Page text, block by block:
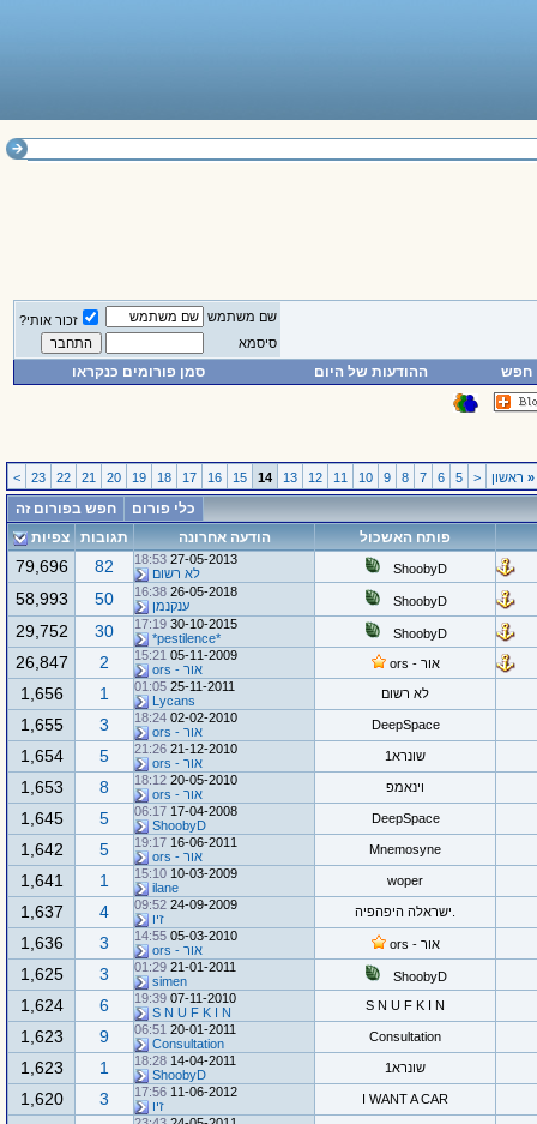
שם משתמש
זכור אותי?
סיסמא
חפש ההודעות של היום סמן פורומים כנקראו
«ראשון <
5
6
7
8
9
10
11
12
13
14
15
16
17
18
19
20
21
22
23
>
כלי פורום
חפש בפורום זה
פותח האשכול
הודעה אחרונה תגובות צפיות
ShoobyD
27-05-2013
18:53
לא רשום
82
79,696
ShoobyD
26-05-2018
16:38
ענקנמן
50
58,993
ShoobyD
30-10-2015
17:19
*pestilence*
30
29,752
אור - ors
05-11-2009
15:21
אור - ors
2
26,847
לא רשום 25-11-2011
01:05
Lycans
1
1,656
DeepSpace
02-02-2010
18:24
אור - ors
3
1,655
שונרא1 21-12-2010
21:26
אור - ors
5
1,654
וינאמפ 20-05-2010
18:12
אור - ors
8
1,653
DeepSpace
17-04-2008
06:17
ShoobyD
5
1,645
Mnemosyne
16-06-2011
19:17
אור - ors
5
1,642
woper
10-03-2009
15:10
ilane
1
1,641
.ישראלה היפהפיה 24-09-2009
09:52
זיו
4
1,637
אור - ors
05-03-2010
14:55
אור - ors
3
1,636
ShoobyD
21-01-2011
01:29
simen
3
1,625
S N U F K I N
07-11-2010
19:39
S N U F K I N
6
1,624
Consultation
20-01-2011
06:51
Consultation
9
1,623
שונרא1 14-04-2011
18:28
ShoobyD
1
1,623
I WANT A CAR
11-06-2012
17:56
זיו
3
1,620